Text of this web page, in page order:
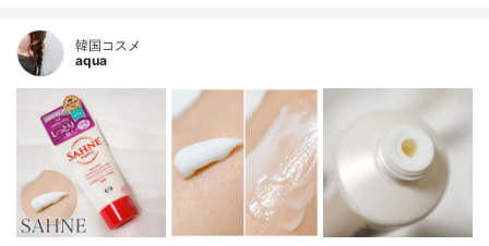
韓国コスメ
aqua